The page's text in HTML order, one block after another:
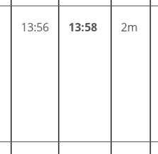
13:56 13:58 2m